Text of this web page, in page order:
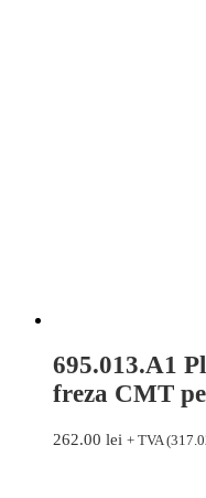
695.013.A1
freza CMT
262.00 lei + TVA (